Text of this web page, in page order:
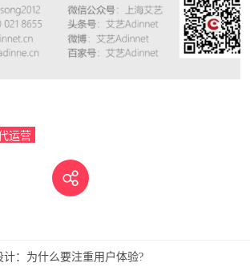
运营
计：为什么要注重用户体验?